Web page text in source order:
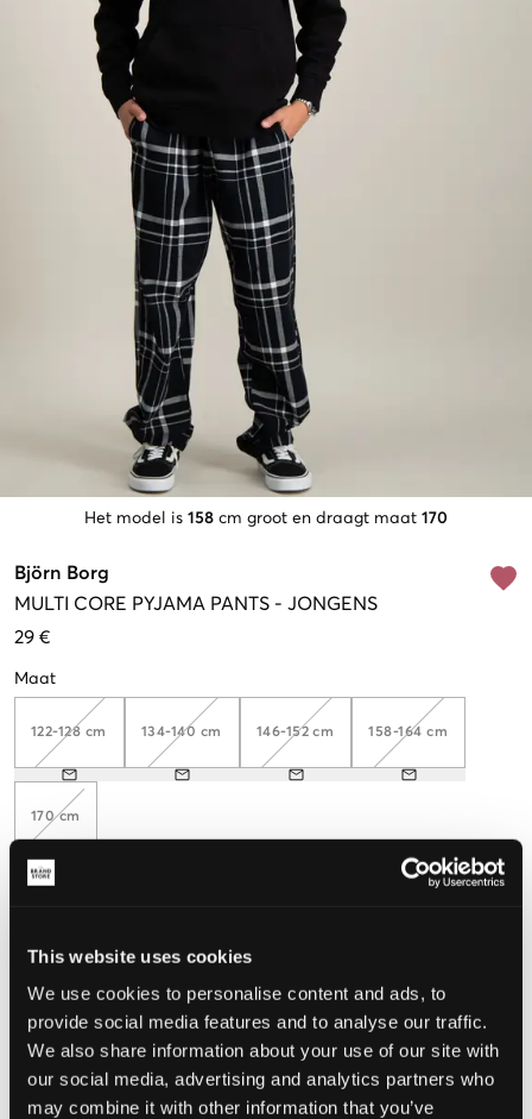
This website uses cookies
We use cookies to personalise content and ads, to
provide social media features and to analyse our traffic.
We also share information about your use of our site with
our social media, advertising and analytics partners who
may combine it with other information that you’ve
Het model is 158 cm groot en draagt maat 170
Björn Borg
MULTI CORE PYJAMA PANTS - JONGENS
29 €
Maat
122-128 cm 134-140 cm 146-152 cm 158-164 cm
170 cm
MAATTABEL
KIES EEN MAAT